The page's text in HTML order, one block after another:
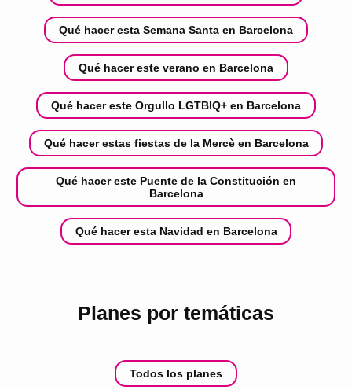
Qué hacer esta Semana Santa en Barcelona
Qué hacer este verano en Barcelona
Qué hacer este Orgullo LGTBIQ+ en Barcelona
Qué hacer estas fiestas de la Mercè en Barcelona
Qué hacer este Puente de la Constitución en
Barcelona
Qué hacer esta Navidad en Barcelona
Planes por temáticas
Todos los planes